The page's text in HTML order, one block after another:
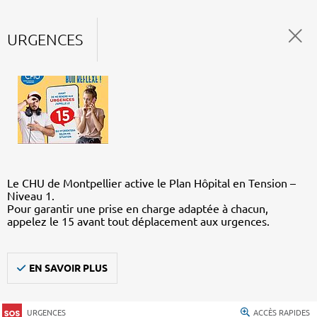
URGENCES
Le CHU de Montpellier active le Plan Hôpital en Tension –
Niveau 1.
Pour garantir une prise en charge adaptée à chacun,
appelez le 15 avant tout déplacement aux urgences.
EN SAVOIR PLUS
URGENCES ACCÈS RAPIDES